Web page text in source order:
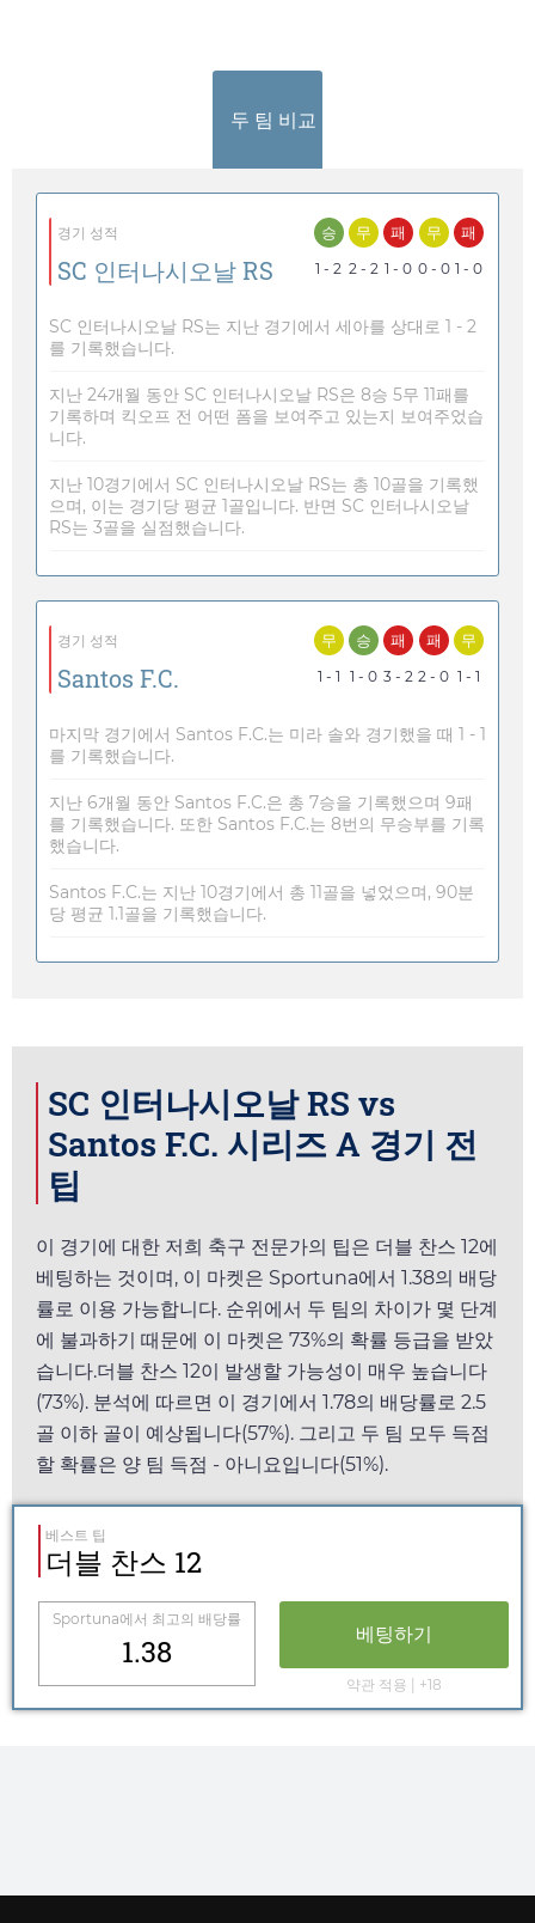
두 팀 비교
경기 성적
SC 인터나시오날 RS
승
1 - 2
무
2 - 2
패
1 - 0
무
0 - 0
패
1 - 0
SC 인터나시오날 RS는 지난 경기에서 세아를 상대로 1 - 2
를 기록했습니다.
지난 24개월 동안 SC 인터나시오날 RS은 8승 5무 11패를
기록하며 킥오프 전 어떤 폼을 보여주고 있는지 보여주었습
니다.
지난 10경기에서 SC 인터나시오날 RS는 총 10골을 기록했
으며, 이는 경기당 평균 1골입니다. 반면 SC 인터나시오날
RS는 3골을 실점했습니다.
경기 성적
Santos F.C.
무
1 - 1
승
1 - 0
패
3 - 2
패
2 - 0
무
1 - 1
마지막 경기에서 Santos F.C.는 미라 솔와 경기했을 때 1 - 1
를 기록했습니다.
지난 6개월 동안 Santos F.C.은 총 7승을 기록했으며 9패
를 기록했습니다. 또한 Santos F.C.는 8번의 무승부를 기록
했습니다.
Santos F.C.는 지난 10경기에서 총 11골을 넣었으며, 90분
당 평균 1.1골을 기록했습니다.
SC 인터나시오날 RS vs
Santos F.C. 시리즈 A 경기 전
팁
이 경기에 대한 저희 축구 전문가의 팁은 더블 찬스 12에
베팅하는 것이며, 이 마켓은 Sportuna에서 1.38의 배당
률로 이용 가능합니다. 순위에서 두 팀의 차이가 몇 단계
에 불과하기 때문에 이 마켓은 73%의 확률 등급을 받았
습니다.더블 찬스 12이 발생할 가능성이 매우 높습니다
(73%). 분석에 따르면 이 경기에서 1.78의 배당률로 2.5
골 이하 골이 예상됩니다(57%). 그리고 두 팀 모두 득점
할 확률은 양 팀 득점 - 아니요입니다(51%).
베스트 팁
더블 찬스 12
Sportuna에서 최고의 배당률
1.38 베팅하기
약관 적용 | +18